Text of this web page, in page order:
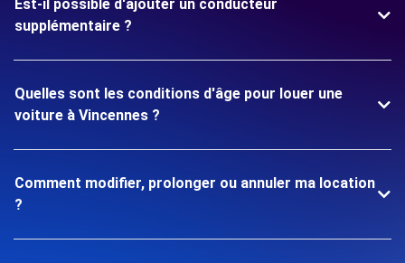
Est-il possible d'ajouter un conducteur
supplémentaire ?
Quelles sont les conditions d'âge pour louer une
voiture à Vincennes ?
Comment modifier, prolonger ou annuler ma location
?